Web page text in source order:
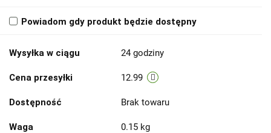
Powiadom gdy produkt będzie dostępny
Wysyłka w ciągu 24 godziny
Cena przesyłki 12.99
Dostępność Brak towaru
Waga 0.15 kg